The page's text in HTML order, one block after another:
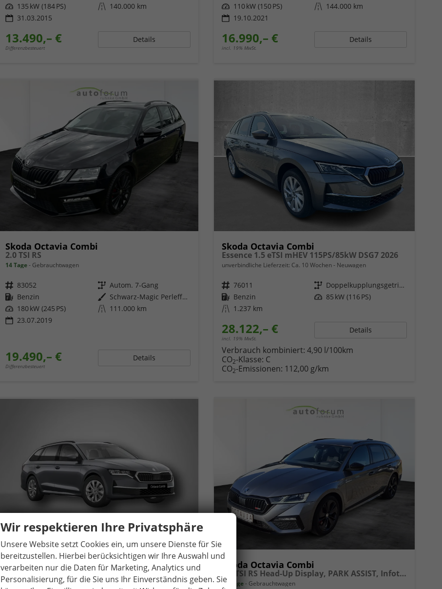
Leistung 135 kW (184 PS) Kilometerstand 140.000 km
31.03.2015
13.490,– €
Differenzbesteuert
Details
Leistung 110 kW (150 PS) Kilometerstand 144.000 km
19.10.2021
16.990,– €
incl. 19% MwSt.
Details
Skoda Octavia Combi
2.0 TSI RS
14 Tage Gebrauchtwagen
Fahrzeugnr. 83052 Getriebe Autom. 7-Gang
Kraftstoff Benzin Außenfarbe
Schwarz-Magic Perleffekt
Leistung 180 kW (245 PS) Kilometerstand 111.000 km
23.07.2019
19.490,– €
Differenzbesteuert
Details
Skoda Octavia Combi
Essence 1.5 eTSI mHEV 115PS/85kW DSG7 2026
unverbindliche Lieferzeit: Ca. 10 Wochen Neuwagen
Fahrzeugnr. 76011 Getriebe
Doppelkupplungsgetriebe (DSG)
Kraftstoff Benzin Leistung 85 kW (116 PS)
Kilometerstand 1.237 km
28.122,– €
incl. 19% MwSt.
Details
Verbrauch kombiniert: 4,90 l/100km
CO2-Klasse: C
CO2-Emissionen: 112,00 g/km
Skoda Octavia Combi
Selection 1.5 TSI mHEV 7-Gang-DSG
unverbindliche Lieferzeit:14 Tage Gebrauchtwagen
Skoda Octavia Combi
2.0 TSI RS Head-Up Display, PARK ASSIST, Infotainment Columbus
14 Tage Gebrauchtwagen
Wir respektieren Ihre Privatsphäre
Unsere Website setzt Cookies ein, um unsere Dienste für Sie
bereitzustellen. Hierbei berücksichtigen wir Ihre Auswahl und
verarbeiten nur die Daten für Marketing, Analytics und
Personalisierung, für die Sie uns Ihr Einverständnis geben. Sie